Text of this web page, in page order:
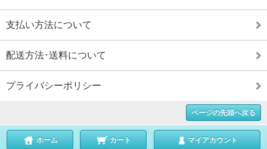
支払い方法について
配送方法･送料について
プライバシーポリシー
ページの先頭へ戻る
ホーム カート マイアカウント